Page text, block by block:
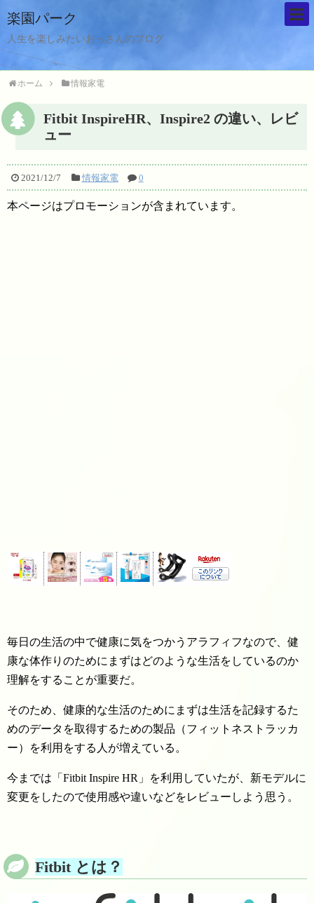
楽園パーク
人生を楽しみたいおっさんのブログ
ホーム 情報家電
Fitbit InspireHR、Inspire2 の違い、レビ
ュー
2021/12/7 情報家電 0
本ページはプロモーションが含まれています。
毎日の生活の中で健康に気をつかうアラフィフなので、健
康な体作りのためにまずはどのような生活をしているのか
理解をすることが重要だ。
そのため、健康的な生活のためにまずは生活を記録するた
めのデータを取得するための製品（フィットネストラッカ
ー）を利用をする人が増えている。
今までは「Fitbit Inspire HR」を利用していたが、新モデルに
変更をしたので使用感や違いなどをレビューしよう思う。
Fitbit とは？